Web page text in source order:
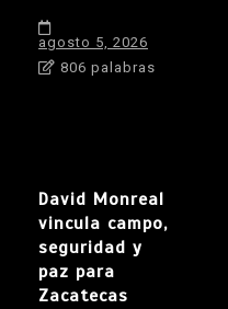
agosto 5, 2026
806 palabras
David Monreal
vincula campo,
seguridad y
paz para
Zacatecas